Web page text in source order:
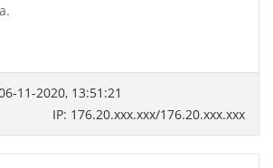
11-2020, 13:51:21
IP: 176.20.xxx.xxx/176.20.xxx.xxx